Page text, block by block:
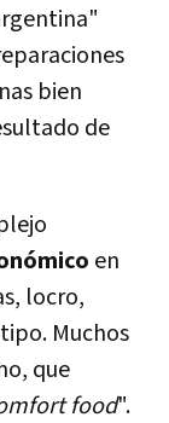
bien
de
en
locro,
Muchos
que
food".